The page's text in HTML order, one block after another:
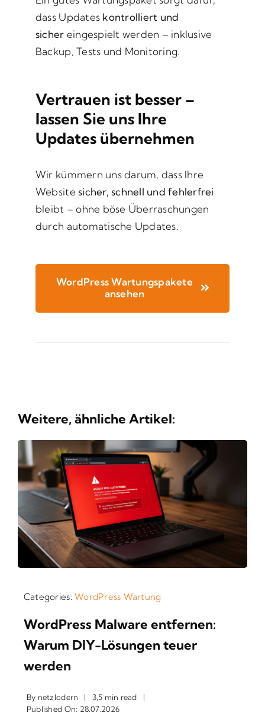
dass Updates kontrolliert und
sicher eingespielt werden – inklusive
Backup, Tests und Monitoring.
Vertrauen ist besser –
lassen Sie uns Ihre
Updates übernehmen
Wir kümmern uns darum, dass Ihre
Website sicher, schnell und fehlerfrei
bleibt – ohne böse Überraschungen
durch automatische Updates.
WordPress Wartungspakete
ansehen
Weitere, ähnliche Artikel:
Categories:WordPress Wartung
WordPress Malware entfernen:
Warum DIY-Lösungen teuer
werden
By netzlodern | 3,5 min read
|
Published On: 28.07.2026